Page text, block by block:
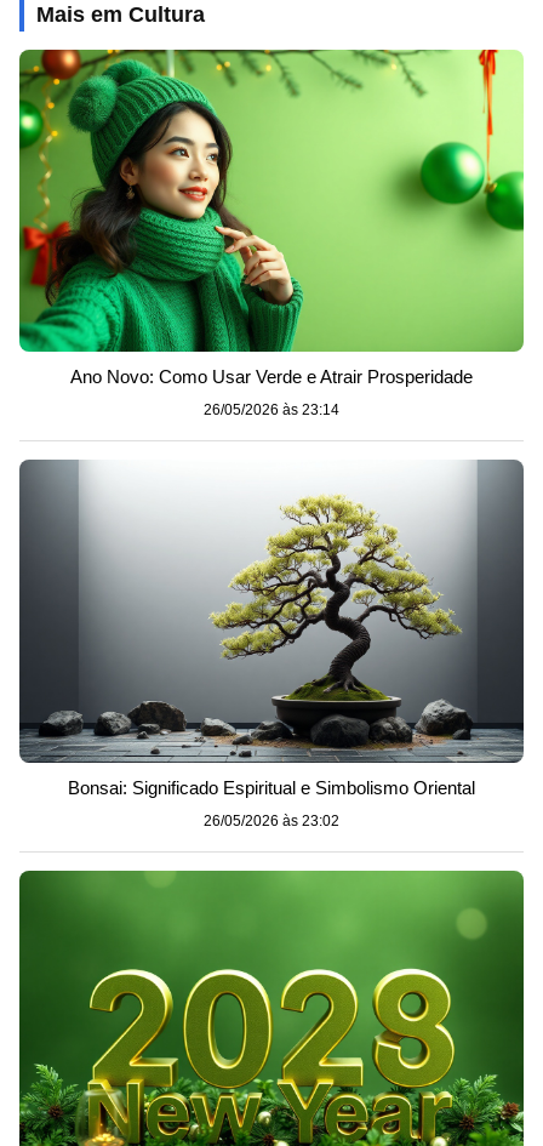
Mais em Cultura
Ano Novo: Como Usar Verde e Atrair Prosperidade
26/05/2026 às 23:14
Bonsai: Significado Espiritual e Simbolismo Oriental
26/05/2026 às 23:02